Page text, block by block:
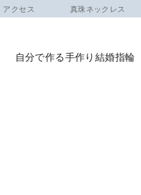
アクセス 真珠ネックレス
自分で作る手作り結婚指輪